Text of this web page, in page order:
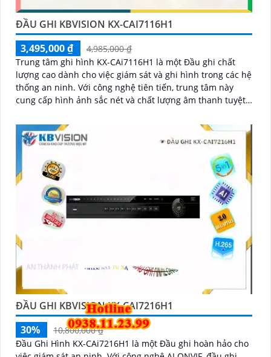
ĐẦU GHI KBVISION KX-CAI7116H1
3,495,000 ₫
4,985,000 ₫
Trung tâm ghi hình KX-CAi7116H1 là một Đầu ghi chất
lượng cao dành cho việc giám sát và ghi hình trong các hệ
thống an ninh. Với công nghệ tiên tiến, trung tâm này
cung cấp hình ảnh sắc nét và chất lượng âm thanh tuyệt
ĐẦU GHI KBVISION KX-CAI7216H1
30%
10,800,000 ₫
Đầu Ghi Hình KX-CAi7216H1 là một Đầu ghi hoàn hảo cho